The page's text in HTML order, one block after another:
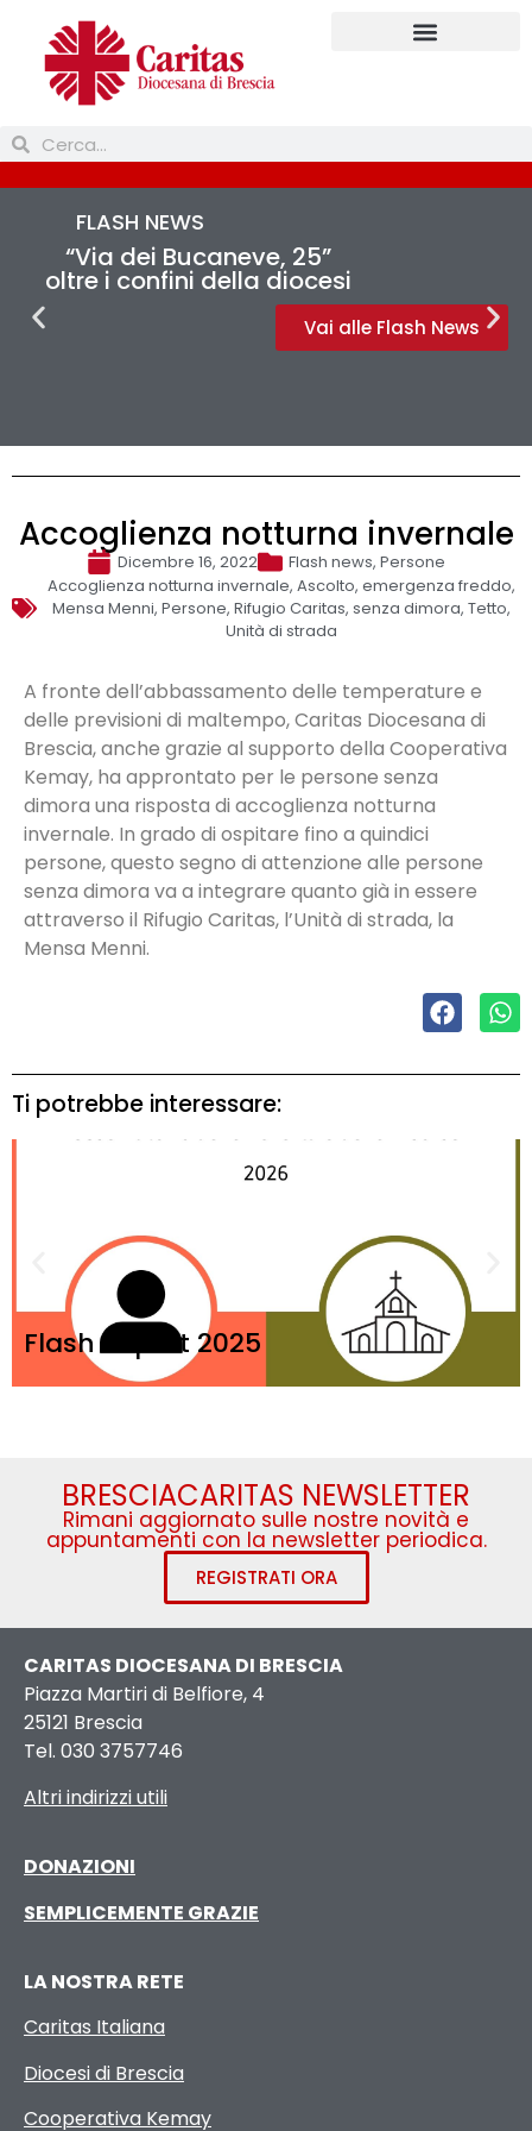
FLASH NEWS
“Via dei Bucaneve, 25”
oltre i confini della diocesi
Vai alle Flash News
Accoglienza notturna invernale
Dicembre 16, 2022 Flash news, Persone
Accoglienza notturna invernale, Ascolto, emergenza freddo,
Mensa Menni, Persone, Rifugio Caritas, senza dimora, Tetto,
Unità di strada
A fronte dell’abbassamento delle temperature e
delle previsioni di maltempo, Caritas Diocesana di
Brescia, anche grazie al supporto della Cooperativa
Kemay, ha approntato per le persone senza
dimora una risposta di accoglienza notturna
invernale. In grado di ospitare fino a quindici
persone, questo segno di attenzione alle persone
senza dimora va a integrare quanto già in essere
attraverso il Rifugio Caritas, l’Unità di strada, la
Mensa Menni.
Ti potrebbe interessare:
Flash Report 2025
BRESCIACARITAS NEWSLETTER
Rimani aggiornato sulle nostre novità e
appuntamenti con la newsletter periodica.
REGISTRATI ORA
CARITAS DIOCESANA DI BRESCIA
Piazza Martiri di Belfiore, 4
25121 Brescia
Tel. 030 3757746
Altri indirizzi utili
DONAZIONI
SEMPLICEMENTE GRAZIE
LA NOSTRA RETE
Caritas Italiana
Diocesi di Brescia
Cooperativa Kemay